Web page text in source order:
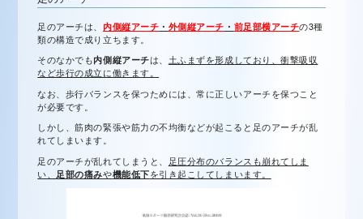
足のアーチは、 内側縦アーチ ・ 外側縦アーチ ・ 前足部横アーチの3種
類の構造で成り立ちます。
そのなかでも内側縦アーチは、 土ふまずを形成しており、衝撃吸収
など歩行の成立に働きます。
なお、歩行バランスを保つためには、常に正しいアーチを保つこと
が必要です。
しかし、筋肉の緊張や筋力の不均衡などが起こると足のアーチが乱
れてしまいます。
足のアーチが乱れてしまうと、 足圧分布のバランスも崩れてしま
い、 足部の痛みや機能低下を引き起こしてしまいます。